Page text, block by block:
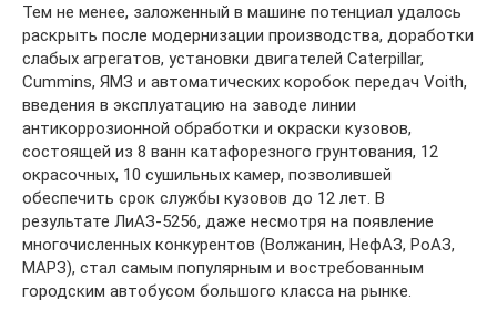
Тем не менее, заложенный в машине потенциал удалось
раскрыть после модернизации производства, доработки
слабых агрегатов, установки двигателей Caterpillar,
Cummins, ЯМЗ и автоматических коробок передач Voith,
введения в эксплуатацию на заводе линии
антикоррозионной обработки и окраски кузовов,
состоящей из 8 ванн катафорезного грунтования, 12
окрасочных, 10 сушильных камер, позволившей
обеспечить срок службы кузовов до 12 лет. В
результате ЛиАЗ-5256, даже несмотря на появление
многочисленных конкурентов (Волжанин, НефАЗ, РоАЗ,
МАРЗ), стал самым популярным и востребованным
городским автобусом большого класса на рынке.